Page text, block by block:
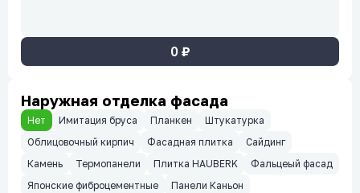
0₽
Наружная отделка фасада
Нет Имитация бруса Планкен
Штукатурка
Облицовочный кирпич
Фасадная плитка
Сайдинг
Камень
Термопанели Плитка HAUBERK
Фальцеый фасад
Японские фиброцементные
Панели Каньон